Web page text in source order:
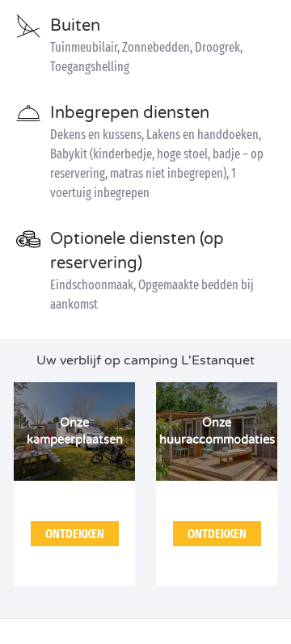
Buiten
Tuinmeubilair, Zonnebedden, Droogrek,
Toegangshelling
Inbegrepen diensten
Dekens en kussens, Lakens en handdoeken,
Babykit (kinderbedje, hoge stoel, badje – op
reservering, matras niet inbegrepen), 1
voertuig inbegrepen
Optionele diensten (op
reservering)
Eindschoonmaak, Opgemaakte bedden bij
aankomst
Uw verblijf op camping L'Estanquet
Onze
kampeerplaatsen
ONTDEKKEN
Onze
huuraccommodaties
ONTDEKKEN